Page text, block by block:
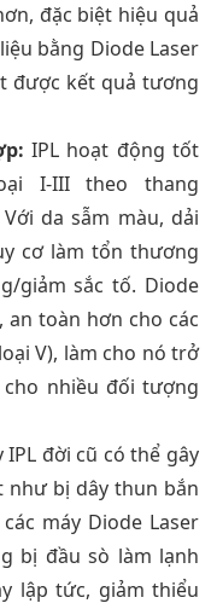
đặc biệt hiệu quả
bằng Diode Laser
được kết quả tương
IPL hoạt động tốt
I-III theo thang
da sẫm màu, dải
cơ làm tổn thương
giảm sắc tố. Diode
an toàn hơn cho các
V), làm cho nó trở
nhiều đối tượng
IPL đời cũ có thể gây
như bị dây thun bắn
máy Diode Laser
bị đầu sò làm lạnh
lập tức, giảm thiểu